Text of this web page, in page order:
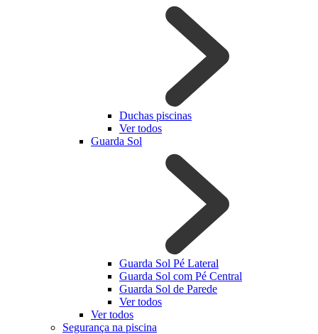
Duchas piscinas
Ver todos
Guarda Sol
Guarda Sol Pé Lateral
Guarda Sol com Pé Central
Guarda Sol de Parede
Ver todos
Ver todos
Segurança na piscina